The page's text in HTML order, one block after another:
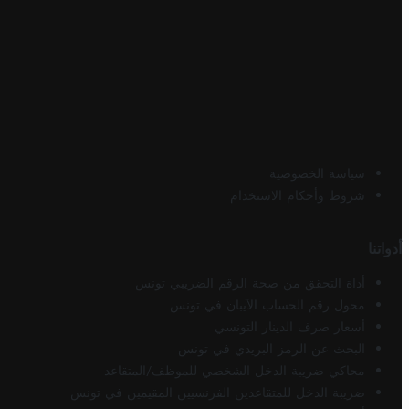
سياسة الخصوصية
شروط وأحكام الاستخدام
أدواتنا
أداة التحقق من صحة الرقم الضريبي تونس
محول رقم الحساب الآيبان في تونس
أسعار صرف الدينار التونسي
البحث عن الرمز البريدي في تونس
محاكي ضريبة الدخل الشخصي للموظف/المتقاعد
ضريبة الدخل للمتقاعدين الفرنسيين المقيمين في تونس